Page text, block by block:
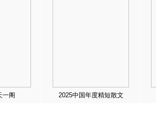
一阁 2025中国年度精短散文